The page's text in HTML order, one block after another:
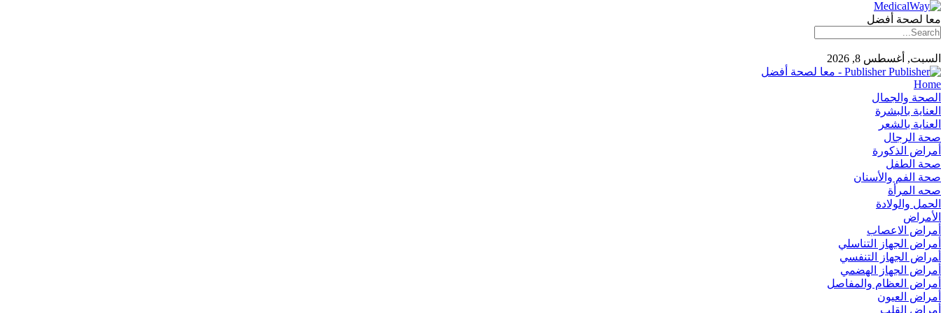
معا لصحة أفضل
السبت, أغسطس 8, 2026
Publisher - معا لصحة أفضل
Home
الصحة والجمال
العناية بالبشرة
العناية بالشعر
صحة الرجال
أمراض الذكورة
صحة الطفل
صحة الفم والأسنان
صحه المرأة
الحمل والولادة
الأمراض
أمراض الاعصاب
أمراض الجهاز التناسلي
أﻤراض اﻟﺠﻬﺎز اﻟﺘﻨﻔﺴﻲ
أمراض الجهاز الهضمي
أمراض العظام والمفاصل
أمراض العيون
أمراض القلب